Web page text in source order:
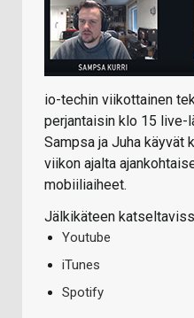
io-techin viikottainen
perjantaisin klo 15 live-
Sampsa ja Juha käyvät
viikon ajalta
mobiiliaiheet.
Jälkikäteen
Youtube
iTunes
Spotify